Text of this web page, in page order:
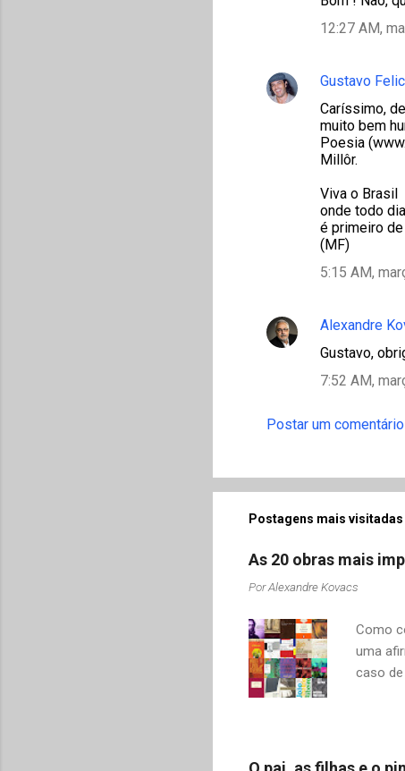
s
12:27 AM,
Gustavo
Caríssimo,
muito bem
Poesia
Millôr.
Viva o Brasil
onde todo dia
é primeiro de
(MF)
5:15 AM,
Alexandre
Gustavo,
7:52 AM,
Postar um comentário
Postagens mais
As 20 obras mais
PorAlexandre Kovacs
Como
uma
caso
o